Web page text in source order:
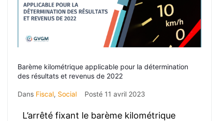
Barème kilométrique applicable pour la détermination
des résultats et revenus de 2022
Dans Fiscal, Social Posté 11 avril 2023
L’arrêté fixant le barème kilométrique